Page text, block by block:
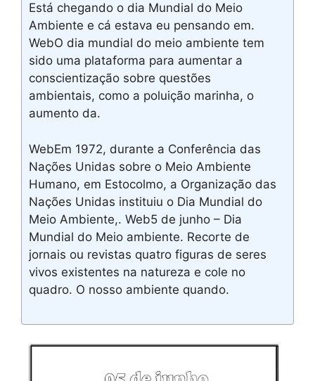
Está chegando o dia Mundial do Meio
Ambiente e cá estava eu pensando em.
WebO dia mundial do meio ambiente tem
sido uma plataforma para aumentar a
conscientização sobre questões
ambientais, como a poluição marinha, o
aumento da.
WebEm 1972, durante a Conferência das
Nações Unidas sobre o Meio Ambiente
Humano, em Estocolmo, a Organização das
Nações Unidas instituiu o Dia Mundial do
Meio Ambiente,. Web5 de junho – Dia
Mundial do Meio ambiente. Recorte de
jornais ou revistas quatro figuras de seres
vivos existentes na natureza e cole no
quadro. O nosso ambiente quando.